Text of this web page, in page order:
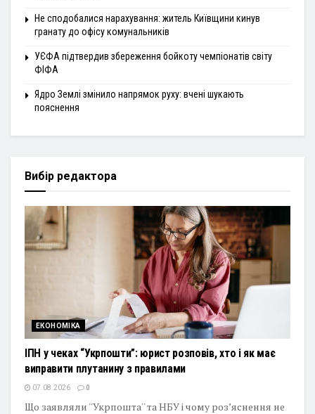
Не сподобалися нарахування: житель Київщини кинув
гранату до офісу комунальників
УЄФА підтвердив збереження бойкоту чемпіонатів світу
ФІФА
Ядро Землі змінило напрямок руху: вчені шукають
пояснення
Вибір редактора
ЕКОНОМІКА
ІПН у чеках “Укрпошти”: юрист розповів, хто і як має
виправити плутанину з правилами
07.08.2026 0
Що заявляли ''Укрпошта'' та НБУ і чому роз’яснення не